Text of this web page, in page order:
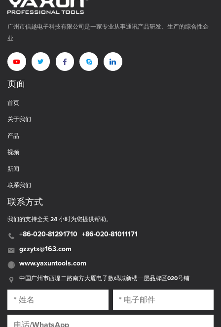
广州市信越电子科技有限公司是一家专业从事通讯产品研发、生产的综合性企
业
页面
首页
关于我们
产品
视频
新闻
联系我们
联系方式
我们的支持全天 24 小时为您提供帮助。
+86-020-81291710 +86-020-81011171
gzzytx@163.com
www.yaxuntools.com
中国广州市西堤二路南方大厦电子数码城新楼一层品牌区020号铺